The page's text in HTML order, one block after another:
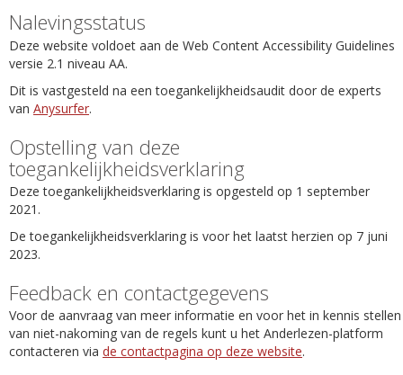
Nalevingsstatus
Deze website voldoet aan de Web Content Accessibility Guidelines
versie 2.1 niveau AA.
Dit is vastgesteld na een toegankelijkheidsaudit door de experts
van Anysurfer.
Opstelling van deze
toegankelijkheidsverklaring
Deze toegankelijkheidsverklaring is opgesteld op 1 september
2021.
De toegankelijkheidsverklaring is voor het laatst herzien op 7 juni
2023.
Feedback en contactgegevens
Voor de aanvraag van meer informatie en voor het in kennis stellen
van niet-nakoming van de regels kunt u het Anderlezen-platform
contacteren via de contactpagina op deze website.